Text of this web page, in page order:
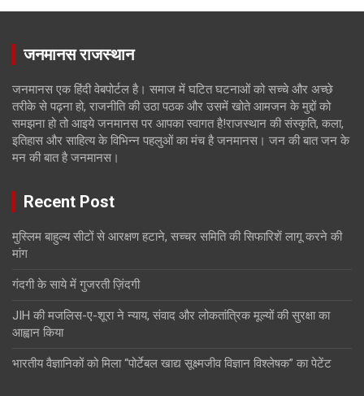
जनमानस राजस्थान
जनमानस एक हिंदी वेबपोर्टल है। समाज में घटित घटनाओं को सच्चे और अच्छे
तरीके से पढ़ना हो, राजनीति की उठा पठक और उसमें खोते आमजन के मुद्दों को
समझना हो तो आइये जनमानस पर आपका स्वागत है!राजस्थान की संस्कृति, कला,
इतिहास और साहित्य के विभिन्न पहलुओं का मंच है जनमानस। जन की बात जन के
मन की बात है जनमानस।
Recent Post
मुस्लिम बाहुल्य सीटों से आरक्षण हटाने, सच्चर समिति की सिफारिशें लागू करने की
मांग
गंदगी के साये में गुजरती ज़िंदगी
JIH की मजलिस-ए-शूरा ने न्याय, संवाद और लोकतांत्रिक मूल्यों की सुरक्षा का
आह्वान किया
भारतीय वैज्ञानिकों को मिला “पोर्टेबल खाद्य सूक्ष्मजीव विज्ञान विश्लेषक” का पेटेंट